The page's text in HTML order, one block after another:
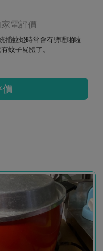
電評價
捕蚊燈時常會有劈哩啪啦
蚊子屍體了。
價